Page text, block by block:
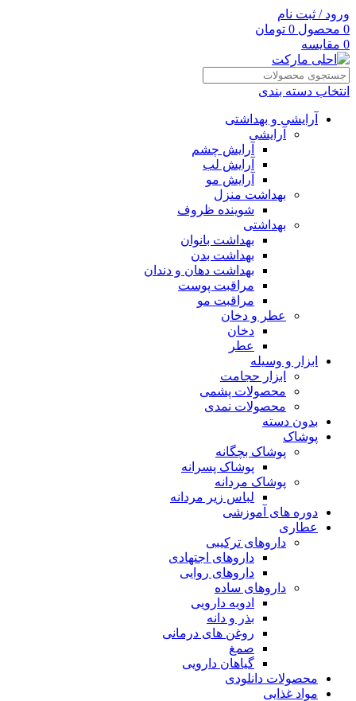
ورود / ثبت نام
0 محصول 0 تومان
0 مقایسه
انتخاب دسته بندی
آرایشی و بهداشتی
آرایشی
آرایش چشم
آرایش لب
آرایش مو
بهداشت منزل
شوینده ظروف
بهداشتی
بهداشت بانوان
بهداشت بدن
بهداشت دهان و دندان
مراقبت پوست
مراقبت مو
عطر و دخان
دخان
عطر
ابزار و وسیله
ابزار حجامت
محصولات پشمی
محصولات نمدی
بدون دسته
پوشاک
پوشاک بچگانه
پوشاک پسرانه
پوشاک مردانه
لباس زیر مردانه
دوره های آموزشی
عطاری
داروهای ترکیبی
داروهای اجتهادی
داروهای روایی
داروهای ساده
ادویه دارویی
بذر و دانه
روغن های درمانی
صمغ
گیاهان دارویی
محصولات دانلودی
مواد غذایی